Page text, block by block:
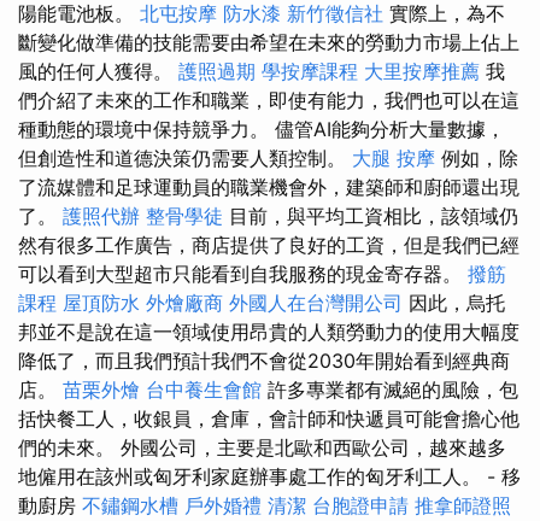
陽能電池板。 北屯按摩 防水漆 新竹徵信社 實際上，為不
斷變化做準備的技能需要由希望在未來的勞動力市場上佔上
風的任何人獲得。 護照過期 學按摩課程 大里按摩推薦 我
們介紹了未來的工作和職業，即使有能力，我們也可以在這
種動態的環境中保持競爭力。 儘管AI能夠分析大量數據，
但創造性和道德決策仍需要人類控制。 大腿 按摩 例如，除
了流媒體和足球運動員的職業機會外，建築師和廚師還出現
了。 護照代辦 整骨學徒 目前，與平均工資相比，該領域仍
然有很多工作廣告，商店提供了良好的工資，但是我們已經
可以看到大型超市只能看到自我服務的現金寄存器。 撥筋
課程 屋頂防水 外燴廠商 外國人在台灣開公司 因此，烏托
邦並不是說在這一領域使用昂貴的人類勞動力的使用大幅度
降低了，而且我們預計我們不會從2030年開始看到經典商
店。 苗栗外燴 台中養生會館 許多專業都有滅絕的風險，包
括快餐工人，收銀員，倉庫，會計師和快遞員可能會擔心他
們的未來。 外國公司，主要是北歐和西歐公司，越來越多
地僱用在該州或匈牙利家庭辦事處工作的匈牙利工人。 - 移
動廚房 不鏽鋼水槽 戶外婚禮 清潔 台胞證申請 推拿師證照